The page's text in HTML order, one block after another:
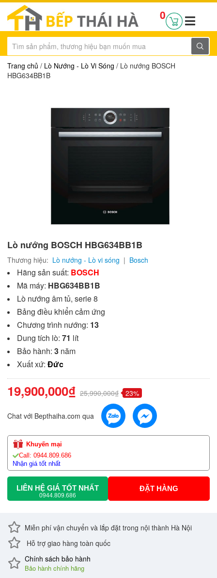
0
Trang chủ / Lò Nướng - Lò Vi Sóng / Lò nướng BOSCH
HBG634BB1B
Lò nướng BOSCH HBG634BB1B
Thương hiệu: Lò nướng - Lò vi sóng | Bosch
Hãng sản suất: BOSCH
Mã máy: HBG634BB1B
Lò nướng âm tủ, serie 8
Bảng điều khiển cảm ứng
Chương trình nướng: 13
Dung tích lò: 71 lít
Bảo hành: 3 năm
Xuất xứ: Đức
19,900,000₫ 25,990,000₫ 23%
Chat với Bepthaiha.com qua
Khuyến mại
Call: 0944.809.686
Nhận giá tốt nhất
LIÊN HỆ GIÁ TỐT NHẤT
0944.809.686
ĐẶT HÀNG
Miễn phí vận chuyển và lắp đặt trong nội thành Hà Nội
Hỗ trợ giao hàng toàn quốc
Chính sách bảo hành
Bảo hành chính hãng